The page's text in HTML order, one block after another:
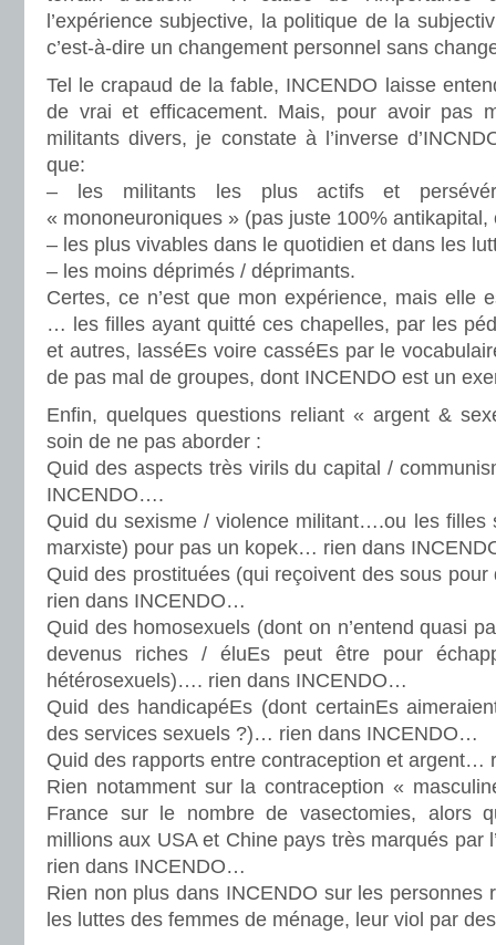
l’expérience subjective, la politique de la
c’est-à-dire un changement personnel sans
Tel le crapaud de la fable, INCENDO laisse
de vrai et efficacement. Mais, pour avoir pas
militants divers, je constate à l’inverse
que:
– les militants les plus actifs et
« mononeuroniques » (pas juste 100%
– les plus vivables dans le quotidien et dans les
– les moins déprimés / déprimants.
Certes, ce n’est que mon expérience, mais elle
… les filles ayant quitté ces chapelles, par les
et autres, lasséEs voire casséEs par le
de pas mal de groupes, dont INCENDO est un
Enfin, quelques questions reliant « argent &
soin de ne pas aborder :
Quid des aspects très virils du capital /
INCENDO….
Quid du sexisme / violence militant….ou les filles
marxiste) pour pas un kopek… rien dans
Quid des prostituées (qui reçoivent des sous
rien dans INCENDO…
Quid des homosexuels (dont on n’entend quasi
devenus riches / éluEs peut être pour
hétérosexuels)…. rien dans INCENDO…
Quid des handicapéEs (dont certainEs
des services sexuels ?)… rien dans INCENDO…
Quid des rapports entre contraception et
Rien notamment sur la contraception «
France sur le nombre de vasectomies, alors
millions aux USA et Chine pays très marqués par
rien dans INCENDO…
Rien non plus dans INCENDO sur les personnes
les luttes des femmes de ménage, leur viol par